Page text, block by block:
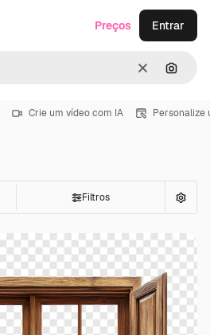
Limpar
Preços Entrar
Crie um vídeo com IA Personalize
Filtros